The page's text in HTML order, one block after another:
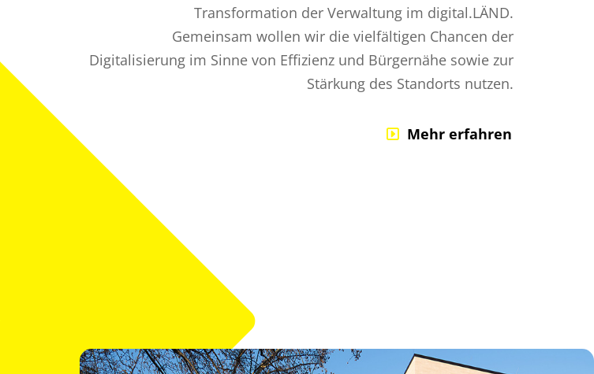
Transformation der Verwaltung im digital.LÄND.
Gemeinsam wollen wir die vielfältigen Chancen der
Digitalisierung im Sinne von Effizienz und Bürgernähe sowie zur
Stärkung des Standorts nutzen.
Mehr erfahren